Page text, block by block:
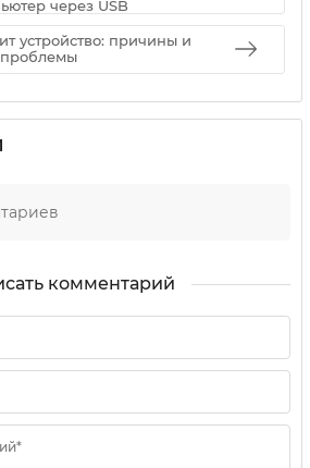
через USB
устройство: причины и
комментарий